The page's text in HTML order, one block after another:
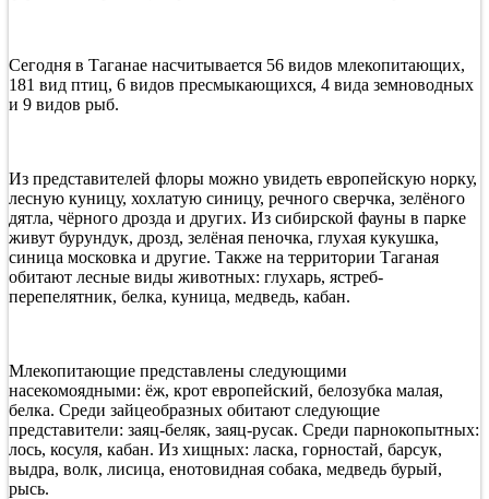
Сегодня в Таганае насчитывается 56 видов млекопитающих,
181 вид птиц, 6 видов пресмыкающихся, 4 вида земноводных
и 9 видов рыб.
Из представителей флоры можно увидеть европейскую норку,
лесную куницу, хохлатую синицу, речного сверчка, зелёного
дятла, чёрного дрозда и других. Из сибирской фауны в парке
живут бурундук, дрозд, зелёная пеночка, глухая кукушка,
синица московка и другие. Также на территории Таганая
обитают лесные виды животных: глухарь, ястреб-
перепелятник, белка, куница, медведь, кабан.
Млекопитающие представлены следующими
насекомоядными: ёж, крот европейский, белозубка малая,
белка. Среди зайцеобразных обитают следующие
представители: заяц-беляк, заяц-русак. Среди парнокопытных:
лось, косуля, кабан. Из хищных: ласка, горностай, барсук,
выдра, волк, лисица, енотовидная собака, медведь бурый,
рысь.